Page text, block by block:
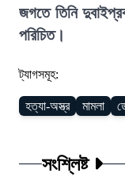
জগতে তিনি
পরিচিত।
ট্যাগসমূহ:
হত্যা-অস্ত্র মামলা
সংশ্লিষ্ট